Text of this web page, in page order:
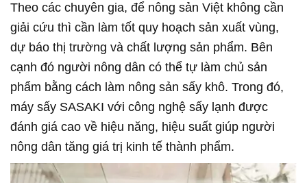
Theo các chuyên gia, để nông sản Việt không cần
giải cứu thì cần làm tốt quy hoạch sản xuất vùng,
dự báo thị trường và chất lượng sản phẩm. Bên
cạnh đó người nông dân có thể tự làm chủ sản
phẩm bằng cách làm nông sản sấy khô. Trong đó,
máy sấy SASAKI với công nghệ sấy lạnh được
đánh giá cao về hiệu năng, hiệu suất giúp người
nông dân tăng giá trị kinh tế thành phẩm.